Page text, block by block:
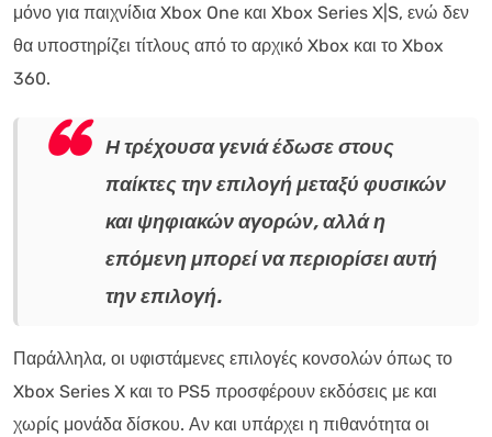
μόνο για παιχνίδια Xbox One και Xbox Series X|S, ενώ δεν
θα υποστηρίζει τίτλους από το αρχικό Xbox και το Xbox
360.
Η τρέχουσα γενιά έδωσε στους
παίκτες την επιλογή μεταξύ φυσικών
και ψηφιακών αγορών, αλλά η
επόμενη μπορεί να περιορίσει αυτή
την επιλογή.
Παράλληλα, οι υφιστάμενες επιλογές κονσολών όπως το
Xbox Series X και το PS5 προσφέρουν εκδόσεις με και
χωρίς μονάδα δίσκου. Αν και υπάρχει η πιθανότητα οι